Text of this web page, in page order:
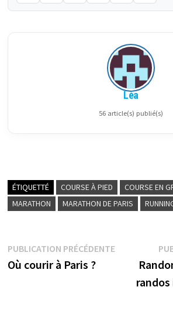
Léa
56 article(s) publié(s)
ÉTIQUETTÉ COURSE À PIED COURSE EN
MARATHON
MARATHON DE PARIS
Navigation
de
PUBLICATION PRÉCÉDENTEPublication
précédente :
Où courir à Paris ?